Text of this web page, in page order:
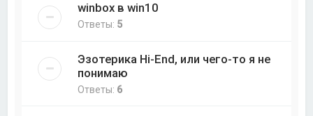
winbox в win10
Ответы: 5
Эзотерика Hi-End, или чего-то я не
понимаю
Ответы: 6